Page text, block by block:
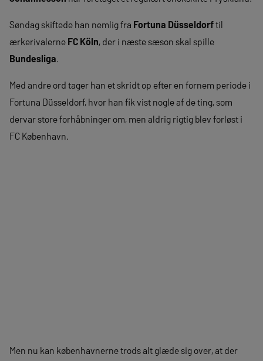
Søndag skiftede han nemlig fra Fortuna Düsseldorftil
ærkerivalerne FC Köln, der i næste sæson skal spille
Bundesliga.
Med andre ord tager han et skridt op efter en fornem periode i
Fortuna Düsseldorf, hvor han fik vist nogle af de ting, som
dervar store forhåbninger om, men aldrig rigtig blev forløst i
FC København.
Men nu kan københavnerne trods alt glæde sig over, at der